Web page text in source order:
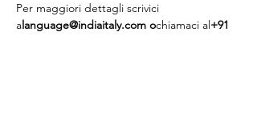
Per maggiori dettagli scrivici
alanguage@indiaitaly.com ochiamaci al+91